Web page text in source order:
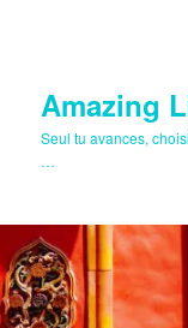
Amazing
Seul tu avances,
…